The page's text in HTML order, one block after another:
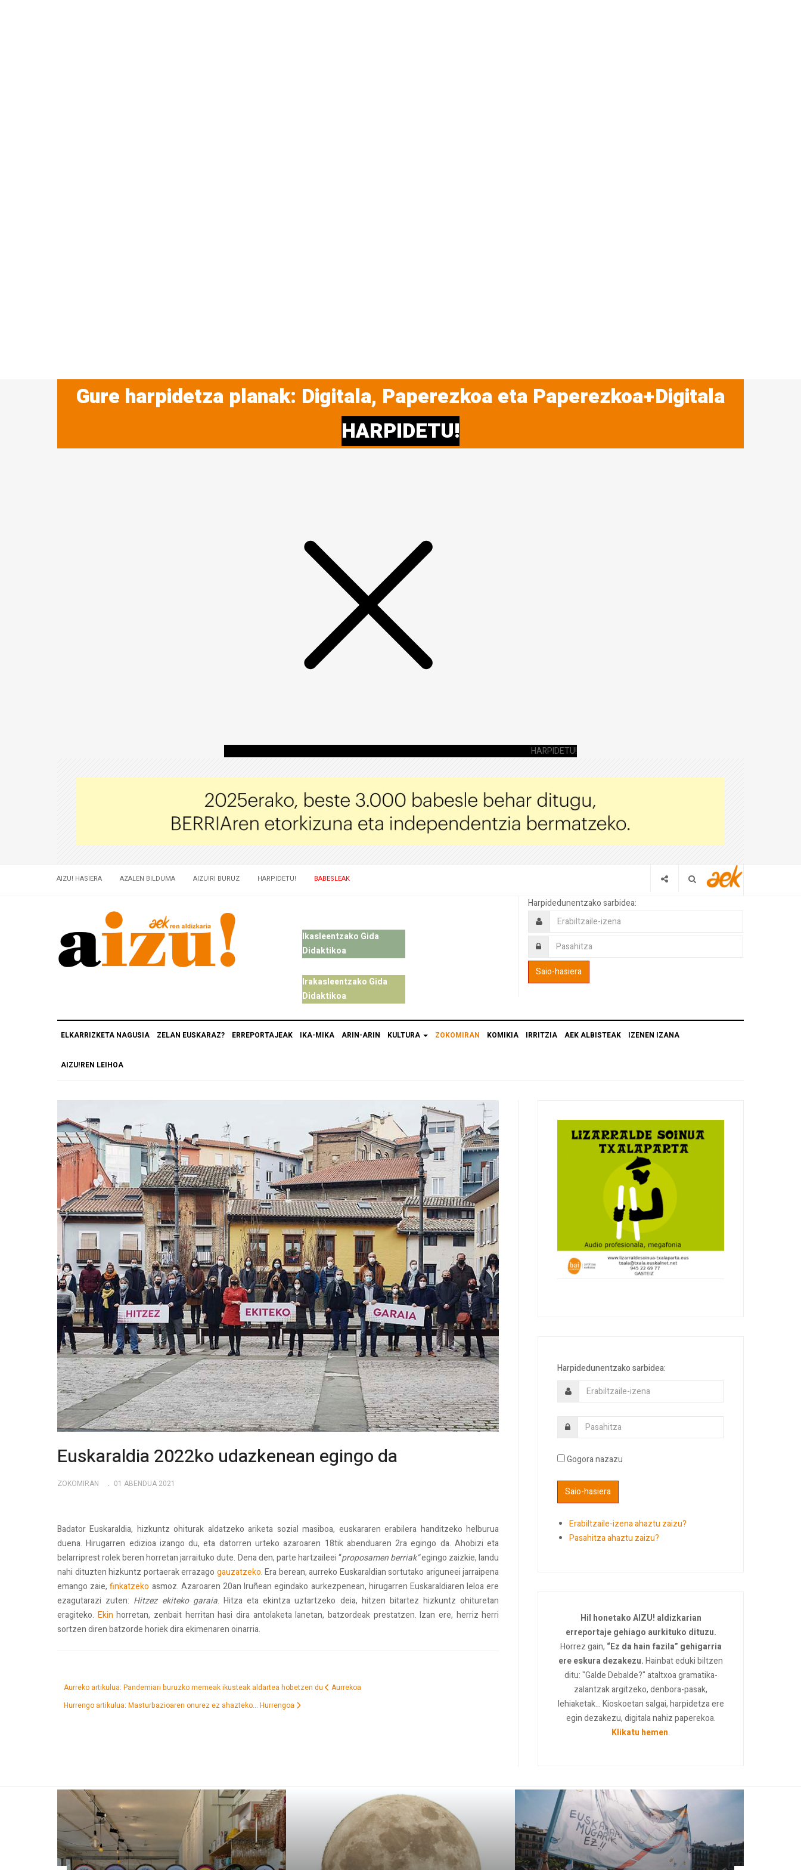
Gure harpidetza planak: Digitala, Paperezkoa eta Paperezkoa+Digitala
HARPIDETU!
HARPIDETU!
AIZU! HASIERA AZALEN BILDUMA AIZU!RI BURUZ HARPIDETU! BABESLEAK
Ikasleentzako Gida
Didaktikoa
Irakasleentzako Gida
Didaktikoa
Harpidedunentzako sarbidea:
ELKARRIZKETA NAGUSIA ZELAN EUSKARAZ? ERREPORTAJEAK IKA-MIKA ARIN-ARIN KULTURA ZOKOMIRAN KOMIKIA IRRITZIA AEK ALBISTEAK IZENEN IZANA
AIZU!REN LEIHOA
Euskaraldia 2022ko udazkenean egingo da
ZOKOMIRAN 01 ABENDUA 2021
Badator Euskaraldia, hizkuntz ohiturak aldatzeko ariketa sozial masiboa, euskararen erabilera handitzeko helburua
duena. Hirugarren edizioa izango du, eta datorren urteko azaroaren 18tik abenduaren 2ra egingo da. Ahobizi eta
belarriprest rolek beren horretan jarraituko dute. Dena den, parte hartzaileei “proposamen berriak”egingo zaizkie, landu
nahi dituzten hizkuntz portaerak errazago gauzatzeko. Era berean, aurreko Euskaraldian sortutako ariguneei jarraipena
emango zaie,finkatzeko asmoz. Azaroaren 20an Iruñean egindako aurkezpenean, hirugarren Euskaraldiaren leloa ere
ezagutarazi zuten: Hitzez ekiteko garaia. Hitza eta ekintza uztartzeko deia, hitzen bitartez hizkuntz ohituretan
eragiteko. Ekin horretan, zenbait herritan hasi dira antolaketa lanetan, batzordeak prestatzen. Izan ere, herriz herri
sortzen diren batzorde horiek dira ekimenaren oinarria.
Aurreko artikulua: Pandemiari buruzko memeak ikusteak aldartea hobetzen du
Aurrekoa
Hurrengo artikulua: Masturbazioaren onurez ez ahazteko... Hurrengoa
Harpidedunentzako sarbidea:
Gogora nazazu
Erabiltzaile-izena ahaztu zaizu?
Pasahitza ahaztu zaizu?
Hil honetako AIZU! aldizkarian
erreportaje gehiago aurkituko dituzu.
Horrez gain, “Ez da hain fazila” gehigarria
ere eskura dezakezu.Hainbat eduki biltzen
ditu: "Galde Debalde?" ataltxoa gramatika-
zalantzak argitzeko, denbora-pasak,
lehiaketak... Kioskoetan salgai, harpidetza ere
egin dezakezu, digitala nahiz paperekoa.
Klikatu hemen.